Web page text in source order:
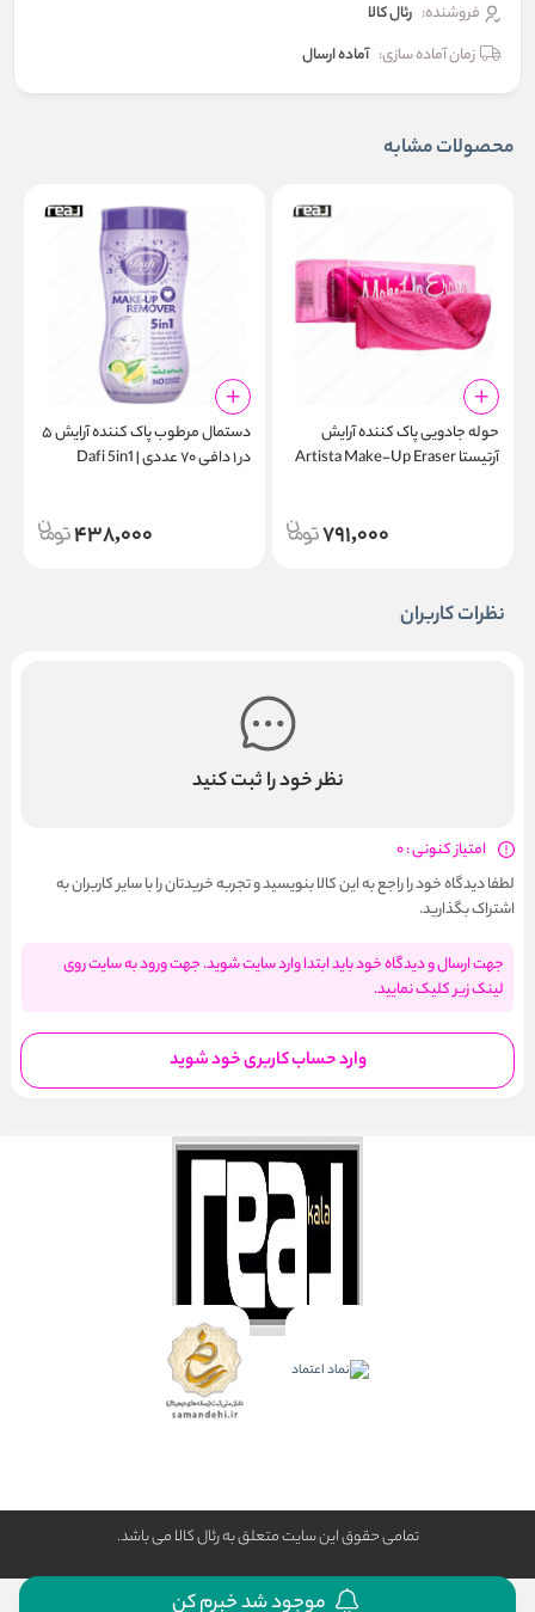
فروشنده: رئال كالا
زمان آماده سازی: آماده ارسال
محصولات مشابه
حوله جادویی پاک کننده آرایش
آرتیستا Artista Make-Up Eraser
791,000
دستمال مرطوب پاک کننده آرایش ۵
در ۱ دافی ۷۰ عددی | Dafi 5in1
438,000
نظرات کاربران
نظر خود را ثبت کنید
امتیاز کنونی : 0
لطفا دیدگاه خود را راجع به این کالا بنویسید و تجربه خریدتان را با سایر کاربران به
اشتراک بگذارید.
جهت ارسال و دیدگاه خود باید ابتدا وارد سایت شوید. جهت ورود به سایت روی
لینک زیر کلیک نمایید.
وارد حساب کاربری خود شوید
تمامی حقوق این سایت متعلق به رئال كالا می باشد.